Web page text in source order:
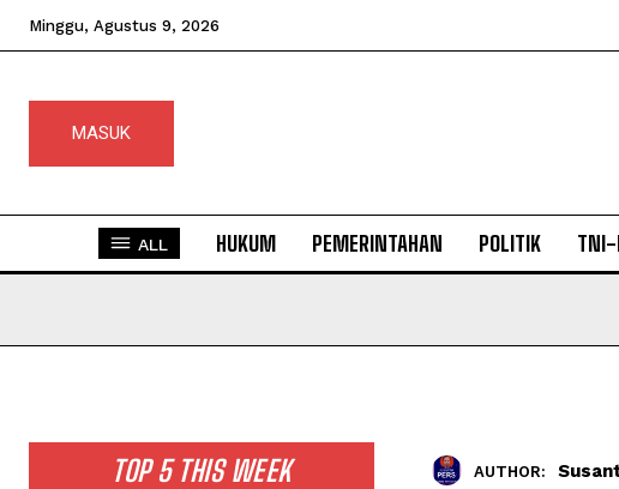
Minggu, Agustus 9, 2026
MASUK
ALL HUKUM PEMERINTAHAN POLITIK TNI-
TOP 5 THIS WEEK AUTHOR: